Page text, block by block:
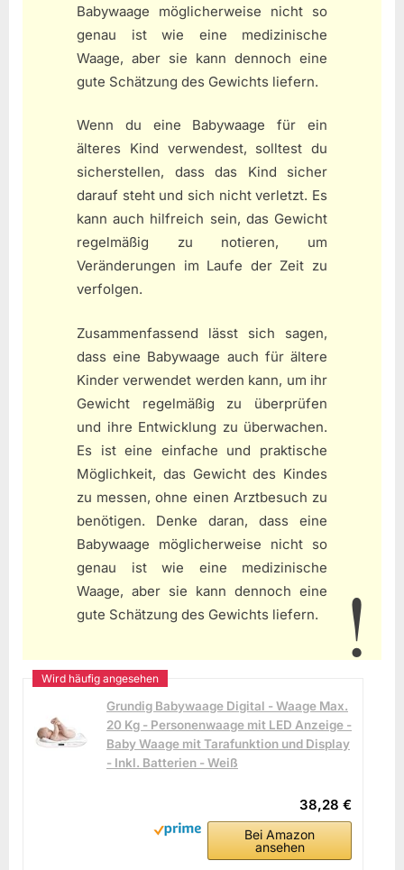
Babywaage möglicherweise nicht so
genau ist wie eine medizinische
Waage, aber sie kann dennoch eine
gute Schätzung des Gewichts liefern.
Wenn du eine Babywaage für ein
älteres Kind verwendest, solltest du
sicherstellen, dass das Kind sicher
darauf steht und sich nicht verletzt. Es
kann auch hilfreich sein, das Gewicht
regelmäßig zu notieren, um
Veränderungen im Laufe der Zeit zu
verfolgen.
Zusammenfassend lässt sich sagen,
dass eine Babywaage auch für ältere
Kinder verwendet werden kann, um ihr
Gewicht regelmäßig zu überprüfen
und ihre Entwicklung zu überwachen.
Es ist eine einfache und praktische
Möglichkeit, das Gewicht des Kindes
zu messen, ohne einen Arztbesuch zu
benötigen. Denke daran, dass eine
Babywaage möglicherweise nicht so
genau ist wie eine medizinische
Waage, aber sie kann dennoch eine
gute Schätzung des Gewichts liefern.
Grundig Babywaage Digital - Waage Max.
20 Kg - Personenwaage mit LED Anzeige -
Baby Waage mit Tarafunktion und Display
- Inkl. Batterien - Weiß
38,28 €
Bei Amazon
ansehen